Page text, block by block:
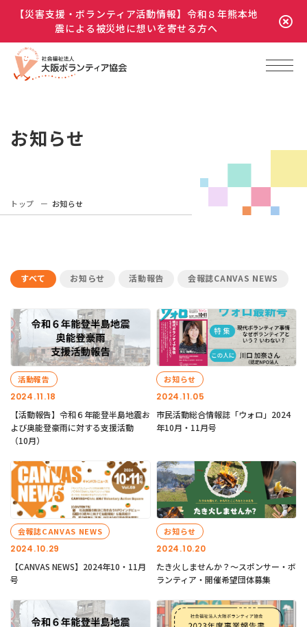
【災害支援・ボランティア活動情報】令和８年熊本地
震による被災地に想いを寄せる方へ
お知らせ
トップ お知らせ
すべて お知らせ 活動報告 会報誌CANVAS NEWS
2024.11.18
活動報告
【活動報告】令和６年能登半島地震お
よび奥能登豪雨に対する支援活動
（10月）
2024.11.05
お知らせ
市民活動総合情報誌「ウォロ」2024
年10月・11月号
2024.10.29
会報誌CANVAS NEWS
【CANVAS NEWS】2024年10・11月
号
2024.10.20
お知らせ
たき火しませんか？～スポンサー・ボ
ランティア・開催希望団体募集